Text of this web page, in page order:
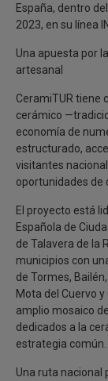
España, dentro
2023, en su línea
Una apuesta por
artesanal
CeramiTUR tiene
cerámico
economía de
estructurado,
visitantes
oportunidades de
El proyecto está
Española de
de Talavera de la
municipios con
de Tormes,
Mota del Cuervo
amplio mosaico
dedicados a la
estrategia común.
Una ruta nacional